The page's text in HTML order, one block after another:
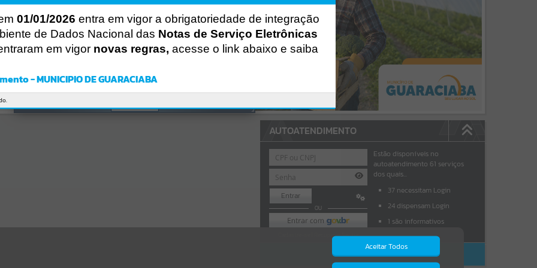
AUTOATENDIMENTO
Entrar
OU
Recuperar Senha
Estão disponíveis no
autoatendimento 61 serviços
dos quais...
37 necessitam Login
24 dispensam Login
1 são informativos
ACESSAR SEM LOGIN
Aceitar Todos
01/01/2026 entra em vigor a obrigatoriedade de integração
de Dados Nacional das Notas de Serviço Eletrônicas
em vigor novas regras, acesse o link abaixo e saiba
- MUNICIPIO DE GUARACIABA
Ocorreu um erro de script:
Uncaught SyntaxError: Unexpected token '('
https://guaraciaba.atende.net/https:/guaraciaba.atende.net/cidadao/p
agina/licitacao-pregao-09-2015-processo-licitatorio-12-2015-
b77cfd5741fafc9972edc7a641fea.js?v=83d4f602:47
OK